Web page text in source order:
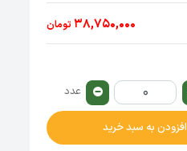
38,750,000 تومان
عدد
افزودن به سبد خرید